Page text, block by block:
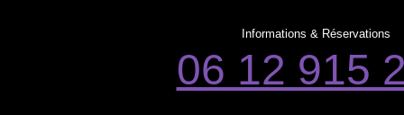
Informations & Réservations
06 12 915